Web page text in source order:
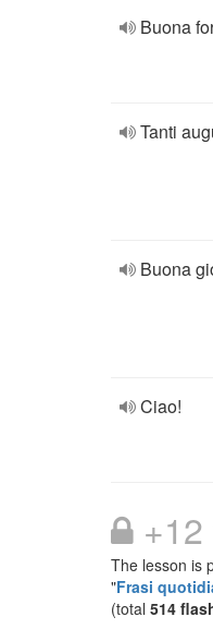
Buona
Tanti
Buona
Ciao!
The lesson is
"Frasi
(total 514